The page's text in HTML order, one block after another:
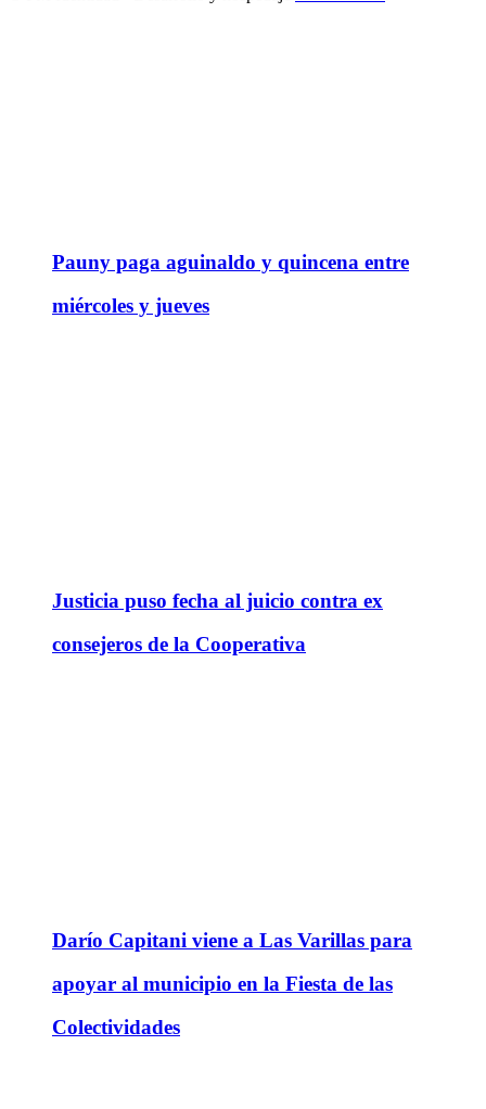
Pauny paga aguinaldo y quincena entre
miércoles y jueves
Justicia puso fecha al juicio contra ex
consejeros de la Cooperativa
Darío Capitani viene a Las Varillas para
apoyar al municipio en la Fiesta de las
Colectividades